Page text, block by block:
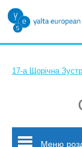
17-а Щорічна
Меню